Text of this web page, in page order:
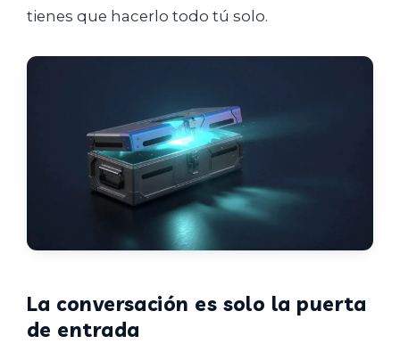
tienes que hacerlo todo tú solo.
La conversación es solo la puerta
de entrada